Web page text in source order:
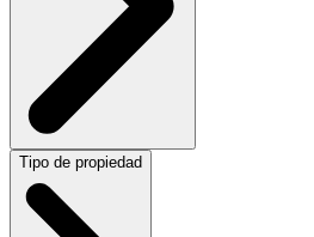
Tipo de propiedad